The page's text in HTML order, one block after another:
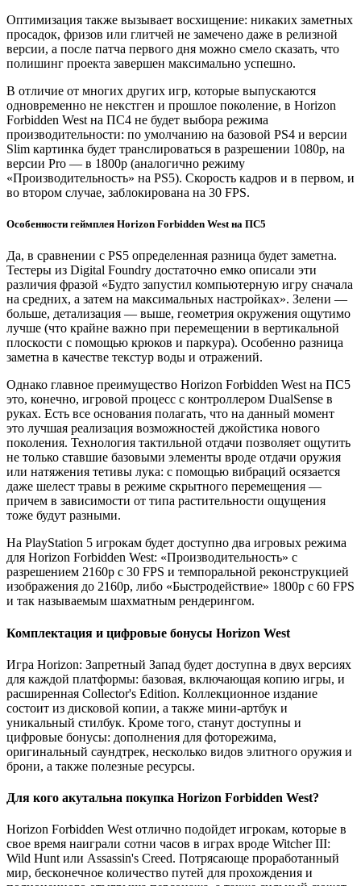
Оптимизация также вызывает восхищение: никаких заметных
просадок, фризов или глитчей не замечено даже в релизной
версии, а после патча первого дня можно смело сказать, что
полишинг проекта завершен максимально успешно.
В отличие от многих других игр, которые выпускаются
одновременно не некстген и прошлое поколение, в Horizon
Forbidden West на ПС4 не будет выбора режима
производительности: по умолчанию на базовой PS4 и версии
Slim картинка будет транслироваться в разрешении 1080р, на
версии Pro — в 1800р (аналогично режиму
«Производительность» на PS5). Скорость кадров и в первом, и
во втором случае, заблокирована на 30 FPS.
Особенности геймплея Horizon Forbidden West на ПС5
Да, в сравнении с PS5 определенная разница будет заметна.
Тестеры из Digital Foundry достаточно емко описали эти
различия фразой «Будто запустил компьютерную игру сначала
на средних, а затем на максимальных настройках». Зелени —
больше, детализация — выше, геометрия окружения ощутимо
лучше (что крайне важно при перемещении в вертикальной
плоскости с помощью крюков и паркура). Особенно разница
заметна в качестве текстур воды и отражений.
Однако главное преимущество Horizon Forbidden West на ПС5
это, конечно, игровой процесс с контроллером DualSense в
руках. Есть все основания полагать, что на данный момент
это лучшая реализация возможностей джойстика нового
поколения. Технология тактильной отдачи позволяет ощутить
не только ставшие базовыми элементы вроде отдачи оружия
или натяжения тетивы лука: с помощью вибраций осязается
даже шелест травы в режиме скрытного перемещения —
причем в зависимости от типа растительности ощущения
тоже будут разными.
На PlayStation 5 игрокам будет доступно два игровых режима
для Horizon Forbidden West: «Производительность» с
разрешением 2160р с 30 FPS и темпоральной реконструкцией
изображения до 2160р, либо «Быстродействие» 1800р с 60 FPS
и так называемым шахматным рендерингом.
Комплектация и цифровые бонусы Horizon West
Игра Horizon: Запретный Запад будет доступна в двух версиях
для каждой платформы: базовая, включающая копию игры, и
расширенная Collector's Edition. Коллекционное издание
состоит из дисковой копии, а также мини-артбук и
уникальный стилбук. Кроме того, станут доступны и
цифровые бонусы: дополнения для фоторежима,
оригинальный саундтрек, несколько видов элитного оружия и
брони, а также полезные ресурсы.
Для кого акутальна покупка Horizon Forbidden West?
Horizon Forbidden West отлично подойдет игрокам, которые в
свое время наиграли сотни часов в играх вроде Witcher III:
Wild Hunt или Assassin's Creed. Потрясающе проработанный
мир, бесконечное количество путей для прохождения и